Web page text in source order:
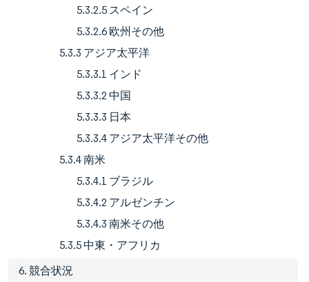
5.3.2.5 スペイン
5.3.2.6 欧州その他
5.3.3 アジア太平洋
5.3.3.1 インド
5.3.3.2 中国
5.3.3.3 日本
5.3.3.4 アジア太平洋その他
5.3.4 南米
5.3.4.1 ブラジル
5.3.4.2 アルゼンチン
5.3.4.3 南米その他
5.3.5 中東・アフリカ
6. 競合状況